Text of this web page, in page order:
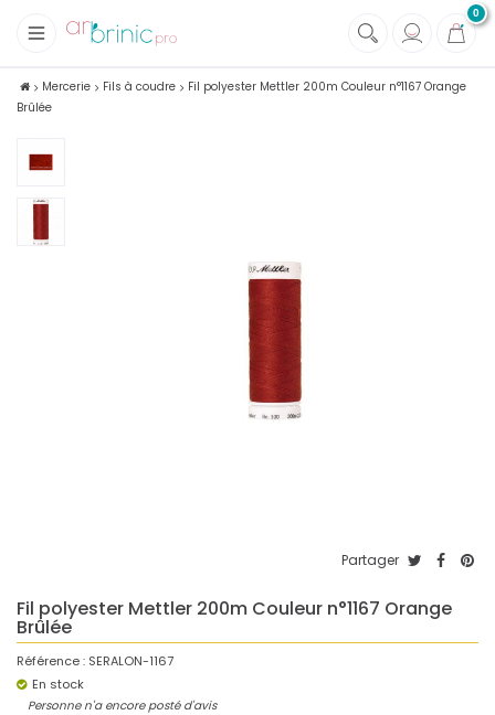
0
+
Tissus
Mercerie
Mercerie Fils à coudre
Fil polyester Mettler 200m Couleur n°1167 Orange
Brûlée
Partager
Fil polyester Mettler 200m Couleur n°1167 Orange
Brûlée
Référence : SERALON-1167
En stock
Personne n'a encore posté d'avis